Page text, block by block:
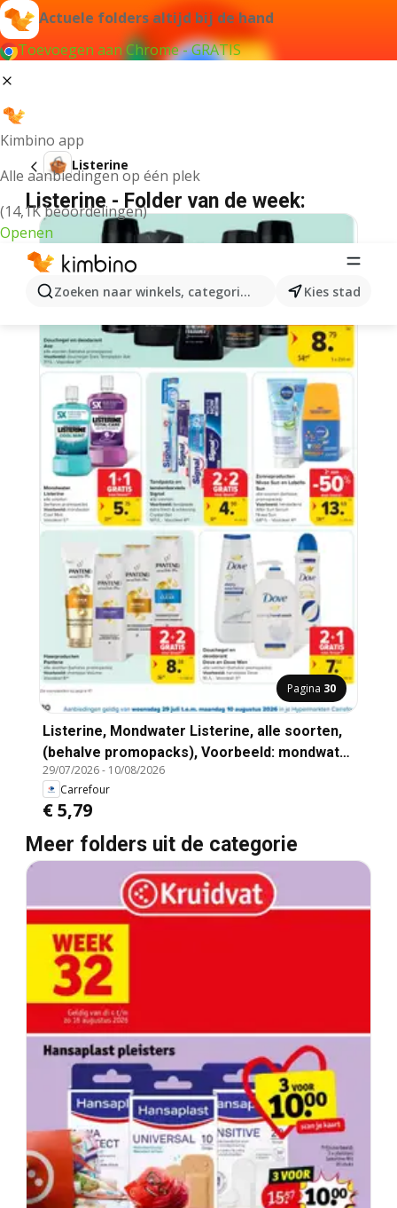
Actuele folders altijd bij de hand
Toevoegen aan Chrome - GRATIS
Kimbino app
Alle aanbiedingen op één plek
(14,1K beoordelingen)
Openen
Zoeken naar winkels, categorieën, producten...
Kies stad
Listerine
Listerine - Folder van de week:
Pagina 30
Listerine, Mondwater Listerine, alle soorten,
(behalve promopacks), Voorbeeld: mondwater
Cool Mint
29/07/2026- 10/08/2026
Carrefour
€ 5,79
Meer folders uit de categorie